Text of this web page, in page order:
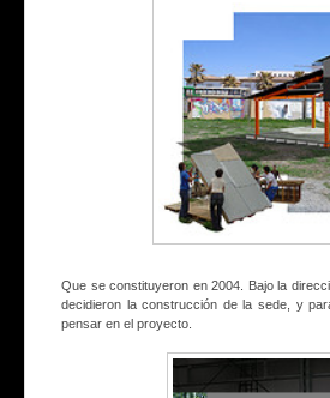
Que se constituyeron en 2004. Bajo la
decidieron la construcción de la sede, y
pensar en el proyecto.